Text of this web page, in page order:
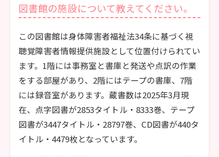
図書館の施設について教えてください。
この図書館は身体障害者福祉法34条に基づく視
聴覚障害者情報提供施設として位置付けられてい
ます。1階には事務室と書庫と発送や点訳の作業
をする部屋があり、2階にはテープの書庫、7階
には録音室があります。蔵書数は2025年3月現
在、点字図書が2853タイトル・8333巻、テープ
図書が3447タイトル・28797巻、CD図書が440タ
イトル・4479枚となっています。